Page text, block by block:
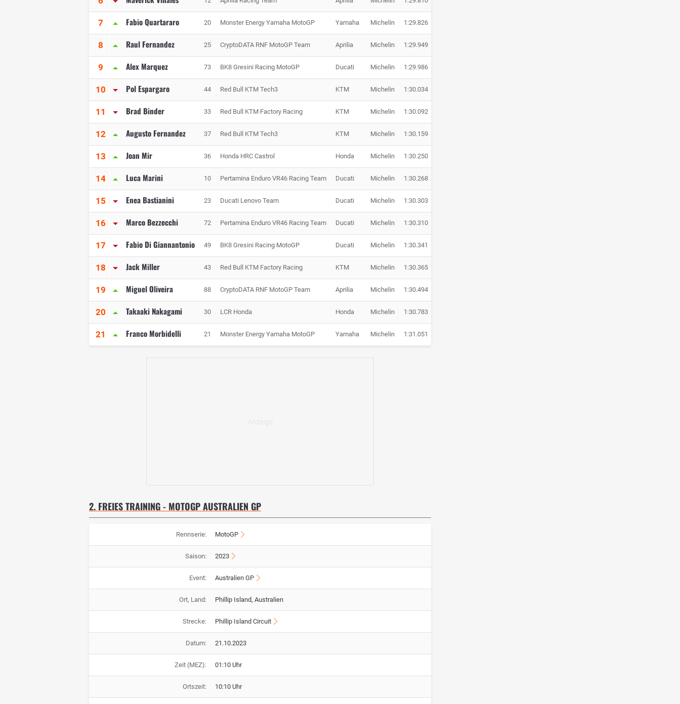
7 Fabio Quartararo 20 Monster Energy Yamaha MotoGP Yamaha Michelin 1:29.826
8 Raul Fernandez 25 CryptoDATA RNF MotoGP Team Aprilia Michelin 1:29.949
9 Alex Marquez 73 BK8 Gresini Racing MotoGP Ducati Michelin 1:29.986
10 Pol Espargaro 44 Red Bull KTM Tech3 KTM Michelin 1:30.034
11 Brad Binder 33 Red Bull KTM Factory Racing KTM Michelin 1:30.092
12 Augusto Fernandez 37 Red Bull KTM Tech3 KTM Michelin 1:30.159
13 Joan Mir 36 Honda HRC Castrol Honda Michelin 1:30.250
14 Luca Marini 10 Pertamina Enduro VR46 Racing Team Ducati Michelin 1:30.268
15 Enea Bastianini 23 Ducati Lenovo Team Ducati Michelin 1:30.303
16 Marco Bezzecchi 72 Pertamina Enduro VR46 Racing Team Ducati Michelin 1:30.310
17 Fabio Di Giannantonio 49 BK8 Gresini Racing MotoGP Ducati Michelin 1:30.341
18 Jack Miller 43 Red Bull KTM Factory Racing KTM Michelin 1:30.365
19 Miguel Oliveira 88 CryptoDATA RNF MotoGP Team Aprilia Michelin 1:30.494
20 Takaaki Nakagami 30 LCR Honda Honda Michelin 1:30.783
21 Franco Morbidelli 21 Monster Energy Yamaha MotoGP Yamaha Michelin 1:31.051
2. FREIES TRAINING - MOTOGP AUSTRALIEN GP
Rennserie: MotoGP
Saison: 2023
Event: Australien GP
Ort, Land: Phillip Island, Australien
Strecke: Phillip Island Circuit
Datum: 21.10.2023
Zeit (MEZ): 01:10 Uhr
Ortszeit: 10:10 Uhr